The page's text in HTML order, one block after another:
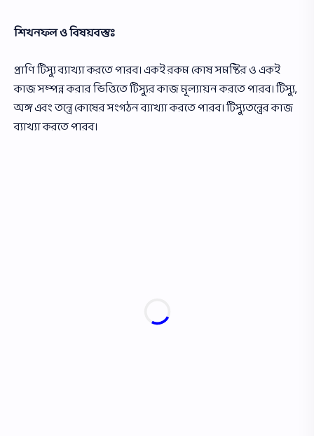
শিখনফল ও বিষয়বস্তুঃ
প্রাণি টিস্যু ব্যাখ্যা করতে পারব। একই রকম কোষ সমষ্টির ও একই
কাজ সম্পন্ন করার ভিত্তিতে টিস্যুর কাজ মূল্যায়ন করতে পারব। টিস্যু,
অঙ্গ এবং তন্ত্রে কোষের সংগঠন ব্যাখ্যা করতে পারব। টিস্যুতন্ত্রের কাজ
ব্যাখ্যা করতে পারব।